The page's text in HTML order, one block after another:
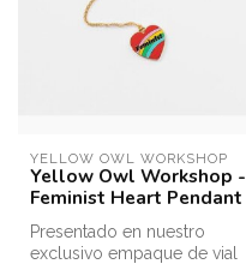
YELLOW OWL WORKSHOP
Yellow Owl Workshop -
Feminist Heart Pendant
Presentado en nuestro
exclusivo empaque de vial